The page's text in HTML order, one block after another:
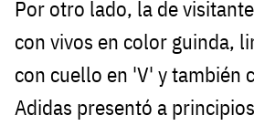
Por otro lado, la de
con vivos en color guinda,
con cuello en 'V' y también
Adidas presentó a